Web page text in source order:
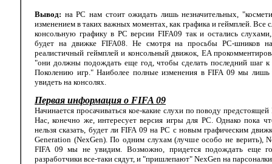
Вывод: на PC нам стоит ожидать лишь незначительных,
изменением в таких важных моментах, как графика и геймплей. Все
консольную графику в PC версии FIFA09 так и остались
будет на движке FIFA08. Не смотря на просьбы PC-шников
реалистичный геймплей и консольный движок, EA
"они должны подождать еще год, чтобы сделать последний шаг
Поколению игр." Наиболее полные изменения в FIFA 09 мы
увидеть на консолях.
Первая информация о FIFA 09
Начинается просачиваться кое-какие слухи по поводу предстоящей
Нас, конечно же, интересует версия игры для PC. Однако пока
нельзя сказать, будет ли FIFA 09 на PC с новым графическим
Generation (NexGen). По одним слухам (лучше особо не верить),
FIFA 09 мы не увидим. Возможно, придется подождать еще
разработчики все-таки сядут, и "пришлепают" NexGen на